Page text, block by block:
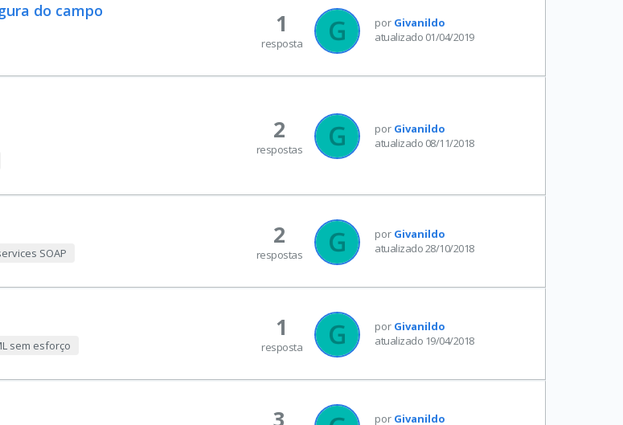
do campo
por Givanildo
atualizado 01/04/2019
1
resposta
por Givanildo
atualizado 08/11/2018
2
respostas
SOAP
por Givanildo
atualizado 28/10/2018
2
respostas
sem esforço
por Givanildo
atualizado 19/04/2018
1
resposta
por Givanildo